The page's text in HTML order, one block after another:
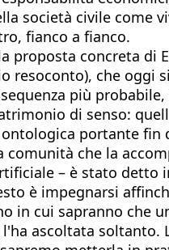
società civile come
fianco a fianco.
proposta concreta di
resoconto), che
più
di senso:
portante fin
che la
– è stato detto
è impegnarsi
in cui sapranno che
ascoltata